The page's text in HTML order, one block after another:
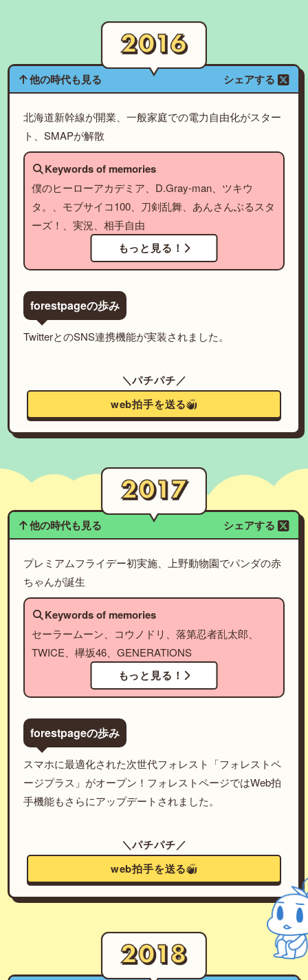
他の時代も見る シェアする
北海道新幹線が開業、一般家庭での電力自由化がスター
ト、SMAPが解散
Keywords of memories
僕のヒーローアカデミア、D.Gray-man、ツキウ
タ。、モブサイコ100、刀剣乱舞、あんさんぶるスタ
ーズ！、実況、相手自由
もっと見る！
forestpageの歩み
TwitterとのSNS連携機能が実装されました。
＼パチパチ／
web拍手を送る
他の時代も見る シェアする
プレミアムフライデー初実施、上野動物園でパンダの赤
ちゃんが誕生
Keywords of memories
セーラームーン、コウノドリ、落第忍者乱太郎、
TWICE、欅坂46、GENERATIONS
もっと見る！
forestpageの歩み
スマホに最適化された次世代フォレスト「フォレストペ
ージプラス」がオープン！フォレストページではWeb拍
手機能もさらにアップデートされました。
＼パチパチ／
web拍手を送る